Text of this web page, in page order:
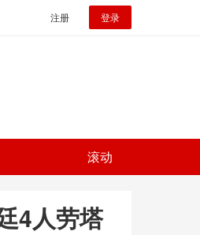
注册 登录
滚动
4人劳塔